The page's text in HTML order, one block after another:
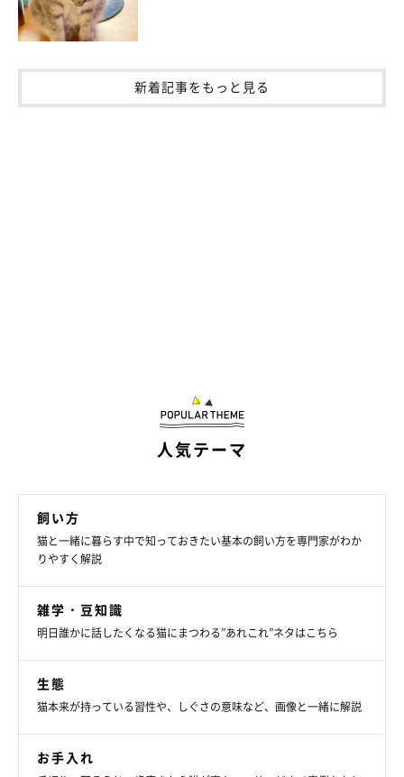
新着記事をもっと見る
人気テーマ
飼い方
猫と一緒に暮らす中で知っておきたい基本の飼い方を専門家がわか
りやすく解説
雑学・豆知識
明日誰かに話したくなる猫にまつわる”あれこれ”ネタはこちら
生態
猫本来が持っている習性や、しぐさの意味など、画像と一緒に解説
お手入れ